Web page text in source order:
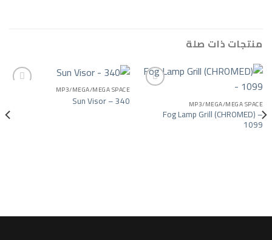
صلة
Add to wishlist MP3/
Fog Lamp Grill
to wishlist
MP3/MEGA/MEGA SPACE
Sun Visor – 340